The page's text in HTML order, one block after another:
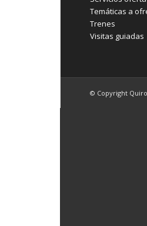
Temáticas a
Trenes
Visitas guiadas
© Copyright